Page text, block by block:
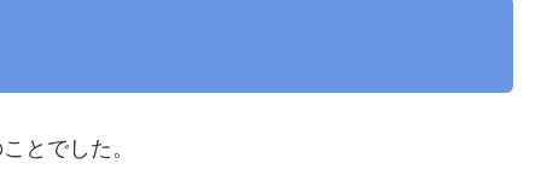
とでした。